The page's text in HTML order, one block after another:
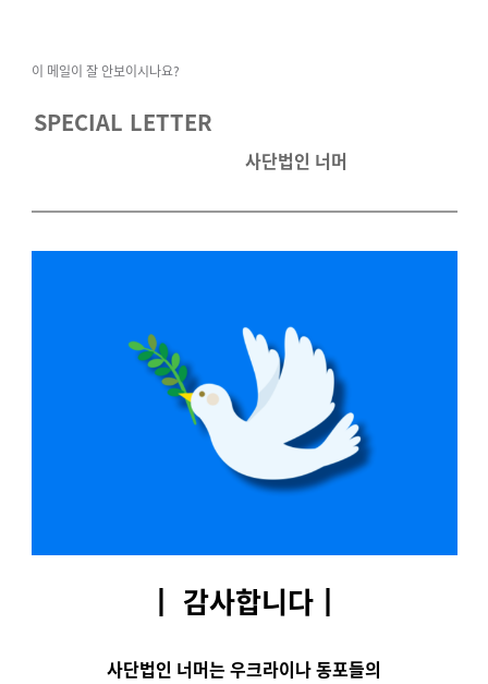
이 메일이 잘 안보이시나요?
SPECIAL LETTER
사단법인 너머
┃ 감사합니다┃
사단법인 너머는 우크라이나 동포들의